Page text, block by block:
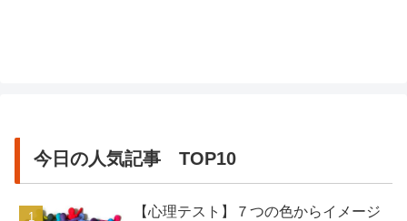
今日の人気記事 TOP10
【心理テスト】７つの色からイメージ